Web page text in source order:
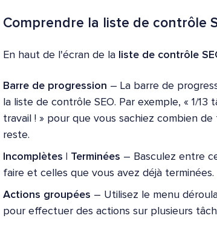
Comprendre la liste de contrôle
En haut de l'écran de la liste de contrôle
Barre de progression – La barre de
la liste de contrôle SEO. Par exemple, « 1/
travail ! » pour que vous sachiez combien
reste.
Incomplètes | Terminées – Basculez entre
faire et celles que vous avez déjà terminées.
Actions groupées – Utilisez le menu
pour effectuer des actions sur plusieurs